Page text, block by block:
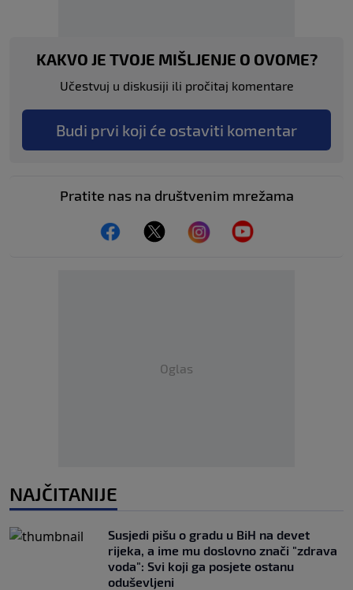
KAKVO JE TVOJE MIŠLJENJE O OVOME?
Učestvuj u diskusiji ili pročitaj komentare
Budi prvi koji će ostaviti komentar
Pratite nas na društvenim mrežama
Oglas
NAJČITANIJE
Susjedi pišu o gradu u BiH na devet
rijeka, a ime mu doslovno znači "zdrava
voda": Svi koji ga posjete ostanu
oduševljeni